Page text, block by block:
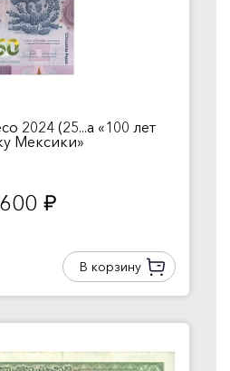
2024 (25...а «100 лет
Мексики»
600 руб.
В корзину